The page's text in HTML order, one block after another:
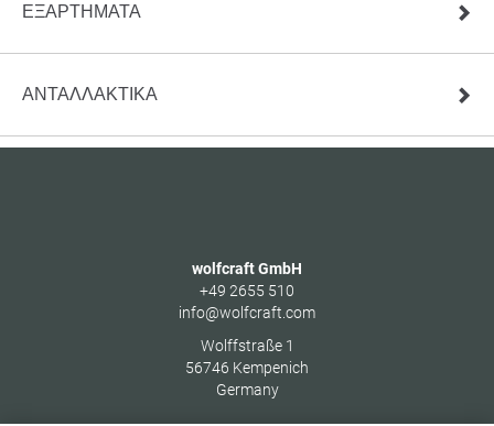
ΕΞΑΡΤΗΜΑΤΑ
ΑΝΤΑΛΛΑΚΤΙΚΆ
wolfcraft GmbH
+49 2655 510
info@wolfcraft.com
Wolffstraße 1
56746 Kempenich
Germany